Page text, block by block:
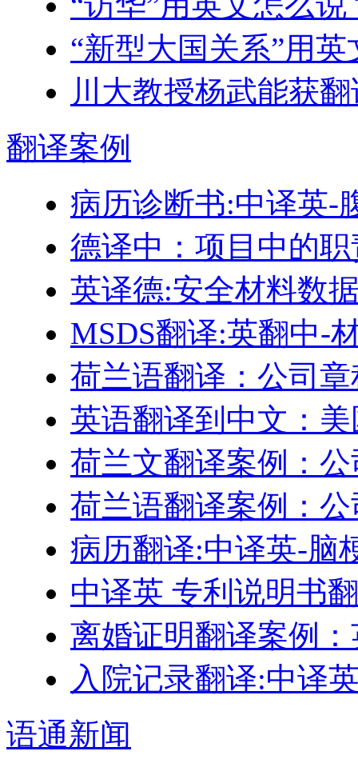
“新型大国关系”用
川大教授杨武能获
翻译案例
病历诊断书:中译英-
德译中：项目中的
英译德:安全材料数
MSDS翻译:英翻中-
荷兰语翻译：公司
英语翻译到中文：
荷兰文翻译案例：
荷兰语翻译案例：
病历翻译:中译英-脑
中译英 专利说明书
离婚证明翻译案例
入院记录翻译:中译
语通新闻